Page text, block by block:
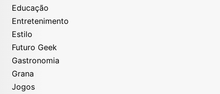
Educação
Entretenimento
Estilo
Futuro Geek
Gastronomia
Grana
Jogos